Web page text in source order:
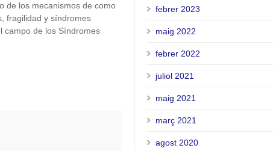
de los mecanismos de como
fragilidad y síndromes
campo de los Síndromes
febrer 2023
maig 2022
febrer 2022
juliol 2021
maig 2021
març 2021
agost 2020